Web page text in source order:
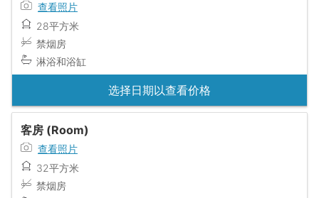
查看照片
28平方米
禁烟房
淋浴和浴缸
选择日期以查看价格
客房 (Room)
查看照片
32平方米
禁烟房